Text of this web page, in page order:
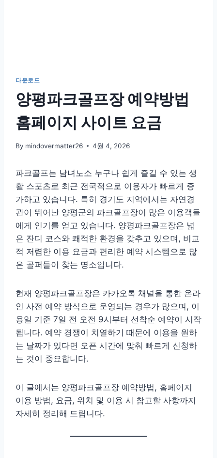
다운로드
양평파크골프장 예약방법
홈페이지 사이트 요금
By mindovermatter26 4월 4, 2026
파크골프는 남녀노소 누구나 쉽게 즐길 수 있는 생
활 스포츠로 최근 전국적으로 이용자가 빠르게 증
가하고 있습니다. 특히 경기도 지역에서는 자연경
관이 뛰어난 양평군의 파크골프장이 많은 이용객들
에게 인기를 얻고 있습니다. 양평파크골프장은 넓
은 잔디 코스와 쾌적한 환경을 갖추고 있으며, 비교
적 저렴한 이용 요금과 편리한 예약 시스템으로 많
은 골퍼들이 찾는 명소입니다.
현재 양평파크골프장은 카카오톡 채널을 통한 온라
인 사전 예약 방식으로 운영되는 경우가 많으며, 이
용일 기준 7일 전 오전 9시부터 선착순 예약이 시작
됩니다. 예약 경쟁이 치열하기 때문에 이용을 원하
는 날짜가 있다면 오픈 시간에 맞춰 빠르게 신청하
는 것이 중요합니다.
이 글에서는 양평파크골프장 예약방법, 홈페이지
이용 방법, 요금, 위치 및 이용 시 참고할 사항까지
자세히 정리해 드립니다.